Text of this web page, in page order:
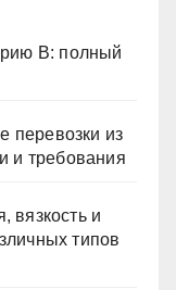
В: полный
перевозки из
и требования
вязкость и
типов